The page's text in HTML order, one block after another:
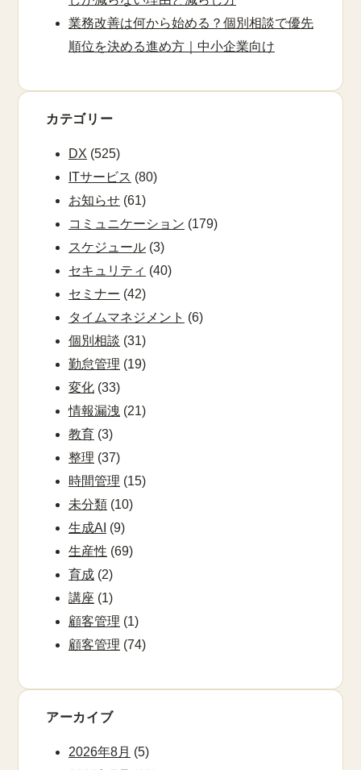
業務改善は何から始める？個別相談で優先
順位を決める進め方｜中小企業向け
カテゴリー
DX (525)
ITサービス (80)
お知らせ (61)
コミュニケーション (179)
スケジュール (3)
セキュリティ (40)
セミナー (42)
タイムマネジメント (6)
個別相談 (31)
勤怠管理 (19)
変化 (33)
情報漏洩 (21)
教育 (3)
整理 (37)
時間管理 (15)
未分類 (10)
生成AI (9)
生産性 (69)
育成 (2)
講座 (1)
顧客管理 (1)
顧客管理 (74)
アーカイブ
2026年8月 (5)